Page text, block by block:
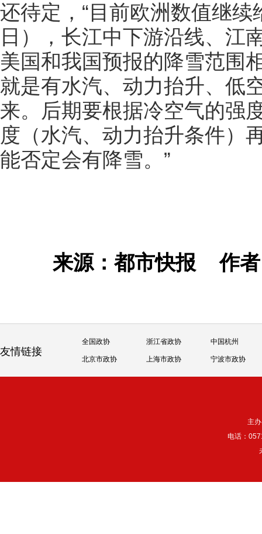
还待定，“目前欧洲数值继
日），长江中下游沿线、江
美国和我国预报的降雪范围
就是有水汽、动力抬升、低
来。后期要根据冷空气的强
度（水汽、动力抬升条件）
能否定会有降雪。”
来源：都市快报作
友情链接
全国政协 浙江省政协 中国杭州
北京市政协 上海市政协 宁波市政协
主
电话：